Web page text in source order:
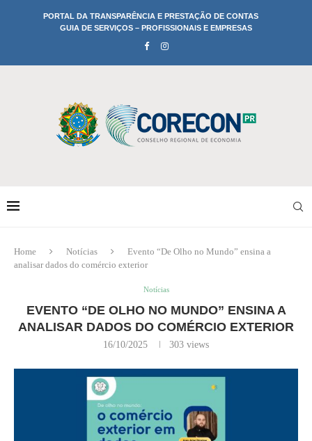
PORTAL DA TRANSPARÊNCIA E PRESTAÇÃO DE CONTAS
GUIA DE SERVIÇOS – PROFISSIONAIS E EMPRESAS
Home Notícias
Evento “De Olho no Mundo” ensina a
analisar dados do comércio exterior
Notícias
EVENTO “DE OLHO NO MUNDO” ENSINA A
ANALISAR DADOS DO COMÉRCIO EXTERIOR
16/10/2025 303 views